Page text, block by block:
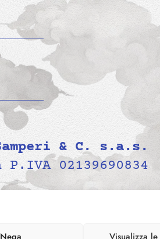
Nega Visualizza
& C. s.a.s.
02139690834